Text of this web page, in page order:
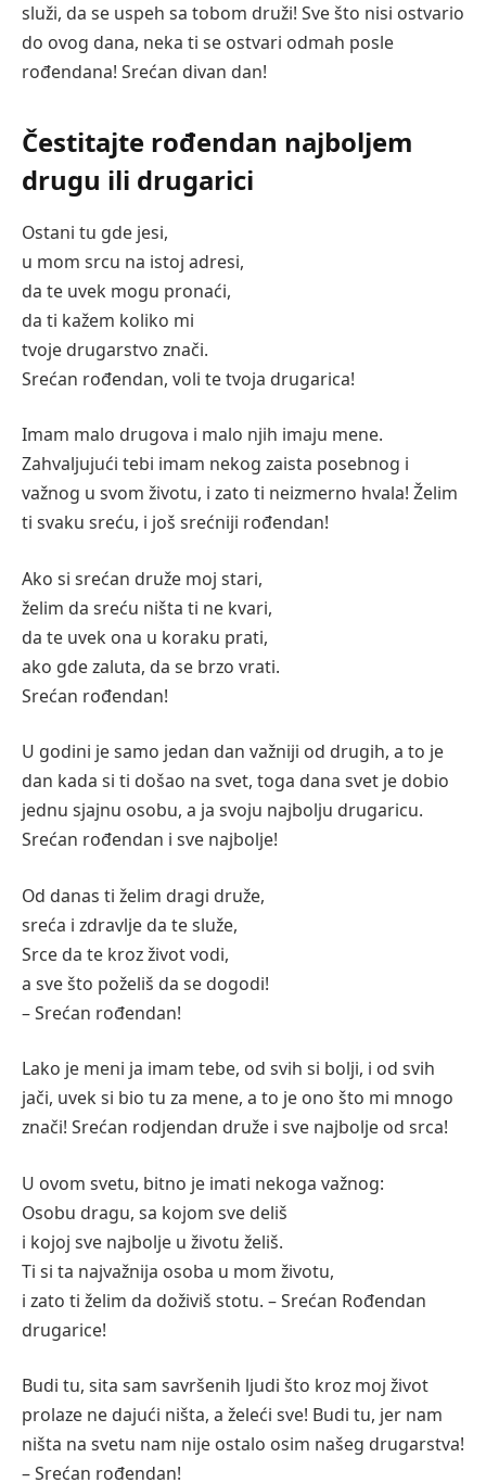
služi, da se uspeh sa tobom druži! Sve što nisi ostvario
do ovog dana, neka ti se ostvari odmah posle
rođendana! Srećan divan dan!
Čestitajte rođendan najboljem
drugu ili drugarici
Ostani tu gde jesi,
u mom srcu na istoj adresi,
da te uvek mogu pronaći,
da ti kažem koliko mi
tvoje drugarstvo znači.
Srećan rođendan, voli te tvoja drugarica!
Imam malo drugova i malo njih imaju mene.
Zahvaljujući tebi imam nekog zaista posebnog i
važnog u svom životu, i zato ti neizmerno hvala! Želim
ti svaku sreću, i još srećniji rođendan!
Ako si srećan druže moj stari,
želim da sreću ništa ti ne kvari,
da te uvek ona u koraku prati,
ako gde zaluta, da se brzo vrati.
Srećan rođendan!
U godini je samo jedan dan važniji od drugih, a to je
dan kada si ti došao na svet, toga dana svet je dobio
jednu sjajnu osobu, a ja svoju najbolju drugaricu.
Srećan rođendan i sve najbolje!
Od danas ti želim dragi druže,
sreća i zdravlje da te služe,
Srce da te kroz život vodi,
a sve što poželiš da se dogodi!
– Srećan rođendan!
Lako je meni ja imam tebe, od svih si bolji, i od svih
jači, uvek si bio tu za mene, a to je ono što mi mnogo
znači! Srećan rodjendan druže i sve najbolje od srca!
U ovom svetu, bitno je imati nekoga važnog:
Osobu dragu, sa kojom sve deliš
i kojoj sve najbolje u životu želiš.
Ti si ta najvažnija osoba u mom životu,
i zato ti želim da doživiš stotu. – Srećan Rođendan
drugarice!
Budi tu, sita sam savršenih ljudi što kroz moj život
prolaze ne dajući ništa, a želeći sve! Budi tu, jer nam
ništa na svetu nam nije ostalo osim našeg drugarstva!
– Srećan rođendan!